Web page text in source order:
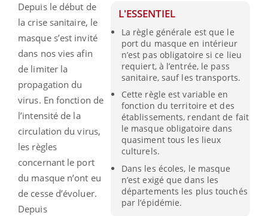
L'ESSENTIEL
La règle générale est que le
port du masque en intérieur
n’est pas obligatoire si ce lieu
requiert, à l’entrée, le pass
sanitaire, sauf les transports.
Cette règle est variable en
fonction du territoire et des
établissements, rendant de fait
le masque obligatoire dans
quasiment tous les lieux
culturels.
Dans les écoles, le masque
n’est exigé que dans les
départements les plus touchés
par l’épidémie.
Depuis le début de
la crise sanitaire, le
masque s’est invité
dans nos vies afin
de limiter la
propagation du
virus. En fonction de
l’intensité de la
circulation du virus,
les règles
concernant le port
du masque n’ont eu
de cesse d’évoluer.
Depuis